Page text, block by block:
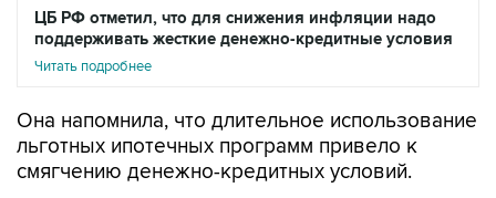
ЦБ РФ отметил, что для снижения инфляции надо
поддерживать жесткие денежно-кредитные условия
Читать подробнее
Она напомнила, что длительное использование
льготных ипотечных программ привело к
смягчению денежно-кредитных условий.